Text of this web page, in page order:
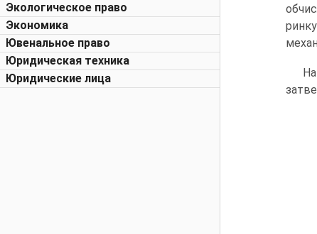
Экологическое право
Экономика
Ювенальное право
Юридическая техника
Юридические лица